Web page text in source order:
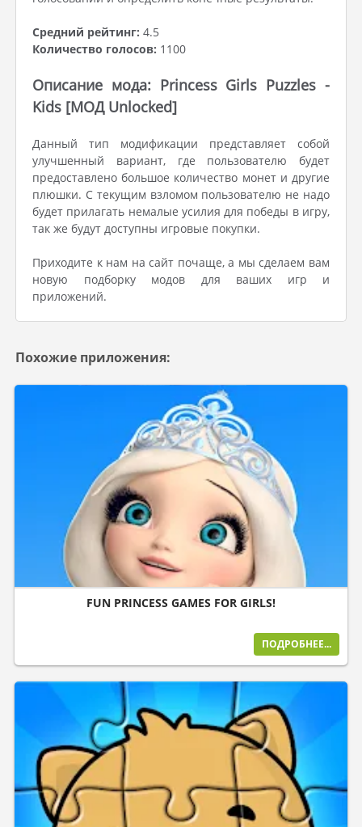
Средний рейтинг: 4.5
Количество голосов: 1100
Описание мода: Princess Girls Puzzles -
Kids [МОД Unlocked]
Данный тип модификации представляет собой
улучшенный вариант, где пользователю будет
предоставлено большое количество монет и другие
плюшки. С текущим взломом пользователю не надо
будет прилагать немалые усилия для победы в игру,
так же будут доступны игровые покупки.
Приходите к нам на сайт почаще, а мы сделаем вам
новую подборку модов для ваших игр и
приложений.
Похожие приложения:
FUN PRINCESS GAMES FOR GIRLS!
ПОДРОБНЕЕ...